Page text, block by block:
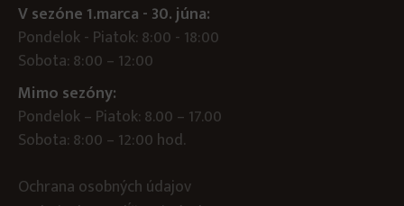
V sezóne 1.marca - 30. júna:
Pondelok - Piatok: 8:00 - 18:00
Sobota: 8:00 – 12:00
Mimo sezóny:
Pondelok – Piatok: 8.00 – 17.00
Sobota: 8:00 – 12:00 hod.
Ochrana osobných údajov